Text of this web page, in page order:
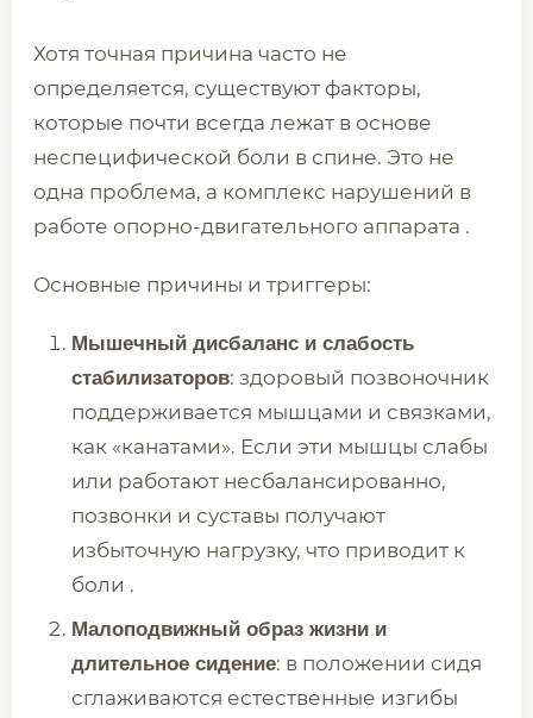
Хотя точная причина часто не
определяется, существуют факторы,
которые почти всегда лежат в основе
неспецифической боли в спине. Это не
одна проблема, а комплекс нарушений в
работе опорно-двигательного аппарата .
Основные причины и триггеры:
Мышечный дисбаланс и слабость
стабилизаторов: здоровый позвоночник
поддерживается мышцами и связками,
как «канатами». Если эти мышцы слабы
или работают несбалансированно,
позвонки и суставы получают
избыточную нагрузку, что приводит к
боли .
Малоподвижный образ жизни и
длительное сидение: в положении сидя
сглаживаются естественные изгибы